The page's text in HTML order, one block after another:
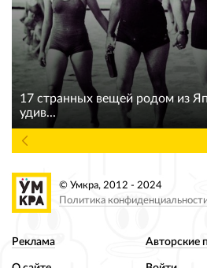
17 странных вещей родом из
удив...
Реклама Авторские
© Умкра, 2012 - 2024
Политика